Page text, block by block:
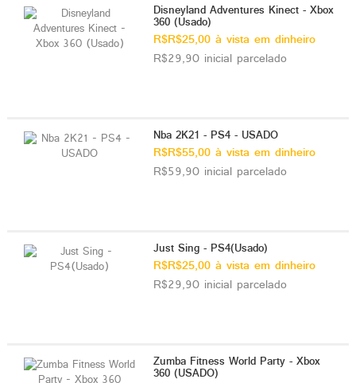
Disneyland Adventures Kinect - Xbox
360 (Usado)
R$R$25,00 à vista em dinheiro
R$29,90 inicial parcelado
Nba 2K21 - PS4 - USADO
R$R$55,00 à vista em dinheiro
R$59,90 inicial parcelado
Just Sing - PS4(Usado)
R$R$25,00 à vista em dinheiro
R$29,90 inicial parcelado
Zumba Fitness World Party - Xbox
360 (USADO)